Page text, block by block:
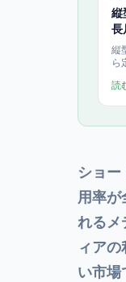
縦
長
る
【
縦
ら
ア
効
読
ショ
用率
れるメ
ィア
い市